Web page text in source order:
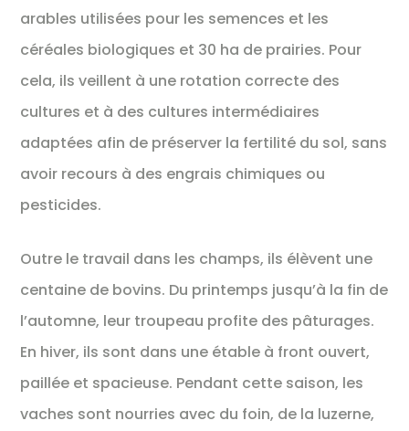
arables utilisées pour les semences et les
céréales biologiques et 30 ha de prairies. Pour
cela, ils veillent à une rotation correcte des
cultures et à des cultures intermédiaires
adaptées afin de préserver la fertilité du sol, sans
avoir recours à des engrais chimiques ou
pesticides.
Outre le travail dans les champs, ils élèvent une
centaine de bovins. Du printemps jusqu’à la fin de
l’automne, leur troupeau profite des pâturages.
En hiver, ils sont dans une étable à front ouvert,
paillée et spacieuse. Pendant cette saison, les
vaches sont nourries avec du foin, de la luzerne,